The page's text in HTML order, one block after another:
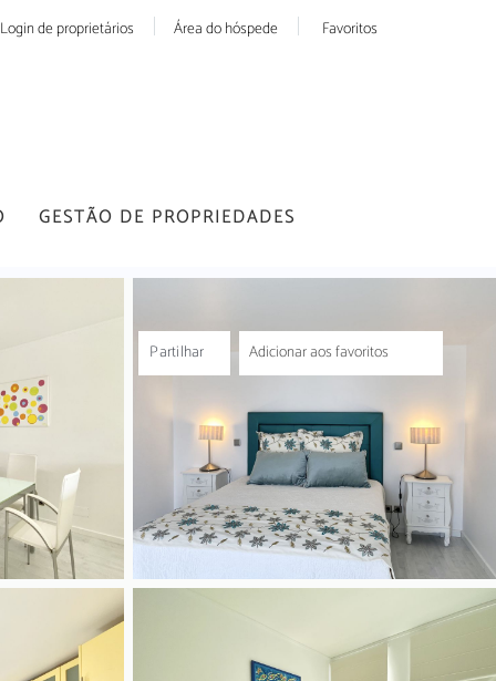
Favoritos
Área do hóspede
Login de proprietários
GESTÃO DE PROPRIEDADES
Adicionar aos favoritos
Partilhar